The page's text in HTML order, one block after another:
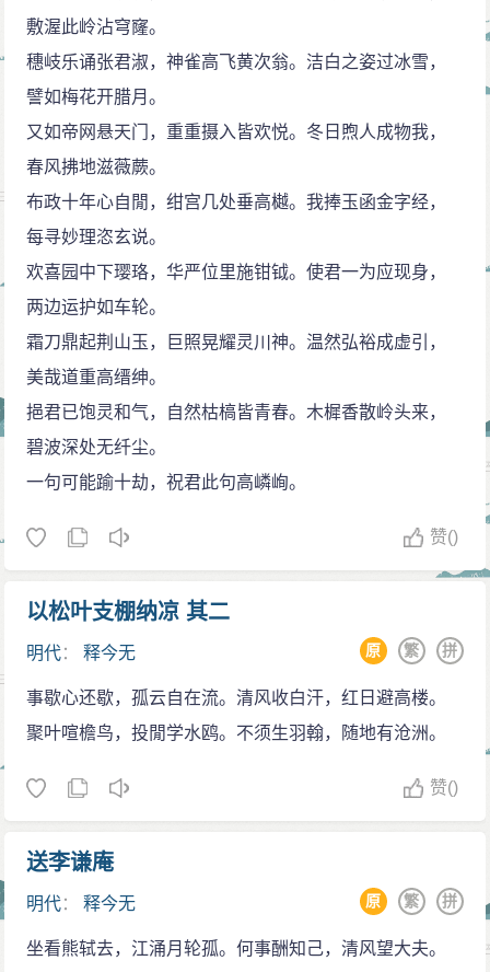
敷渥此岭沾穹窿。
穗岐乐诵张君淑，神雀高飞黄次翁。洁白之姿过冰雪，
譬如梅花开腊月。
又如帝网悬天门，重重摄入皆欢悦。冬日煦人成物我，
春风拂地滋薇蕨。
布政十年心自閒，绀宫几处垂高樾。我捧玉函金字经，
每寻妙理恣玄说。
欢喜园中下璎珞，华严位里施钳钺。使君一为应现身，
两边运护如车轮。
霜刀鼎起荆山玉，巨照晃耀灵川神。温然弘裕成虚引，
美哉道重高缙绅。
挹君已饱灵和气，自然枯槁皆青春。木樨香散岭头来，
碧波深处无纤尘。
一句可能踰十劫，祝君此句高嶙峋。
赞()
以松叶支棚纳凉 其二
明代：释今无 拼
繁
原
事歇心还歇，孤云自在流。清风收白汗，红日避高楼。
聚叶喧檐鸟，投閒学水鸥。不须生羽翰，随地有沧洲。
赞()
送李谦庵
明代：释今无 拼
繁
原
坐看熊轼去，江涌月轮孤。何事酬知己，清风望大夫。